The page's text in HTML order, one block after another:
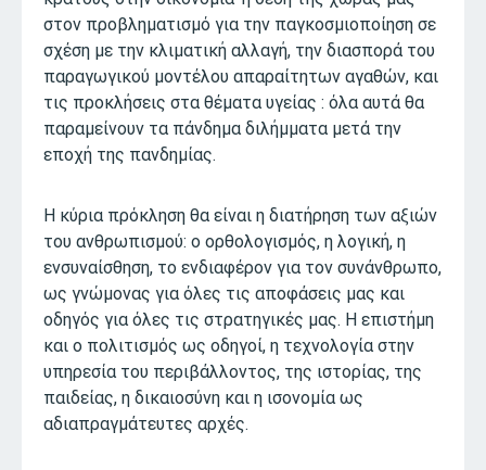
στον προβληματισμό για την παγκοσμιοποίηση σε
σχέση με την κλιματική αλλαγή, την διασπορά του
παραγωγικού μοντέλου απαραίτητων αγαθών, και
τις προκλήσεις στα θέματα υγείας : όλα αυτά θα
παραμείνουν τα πάνδημα διλήμματα μετά την
εποχή της πανδημίας.
Η κύρια πρόκληση θα είναι η διατήρηση των αξιών
του ανθρωπισμού: ο ορθολογισμός, η λογική, η
ενσυναίσθηση, το ενδιαφέρον για τον συνάνθρωπο,
ως γνώμονας για όλες τις αποφάσεις μας και
οδηγός για όλες τις στρατηγικές μας. Η επιστήμη
και ο πολιτισμός ως οδηγοί, η τεχνολογία στην
υπηρεσία του περιβάλλοντος, της ιστορίας, της
παιδείας, η δικαιοσύνη και η ισονομία ως
αδιαπραγμάτευτες αρχές.